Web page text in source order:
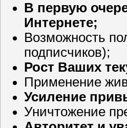
В первую
Интернете;
Возможность
подписчиков);
Рост Ваших
Применение
Усиление
Уничтожение